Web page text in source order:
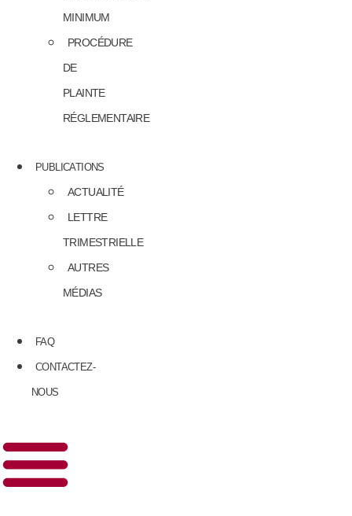
MINIMUM
PROCÉDURE
DE
PLAINTE
RÉGLEMENTAIRE
PUBLICATIONS
ACTUALITÉ
LETTRE
TRIMESTRIELLE
AUTRES
MÉDIAS
FAQ
CONTACTEZ-
NOUS